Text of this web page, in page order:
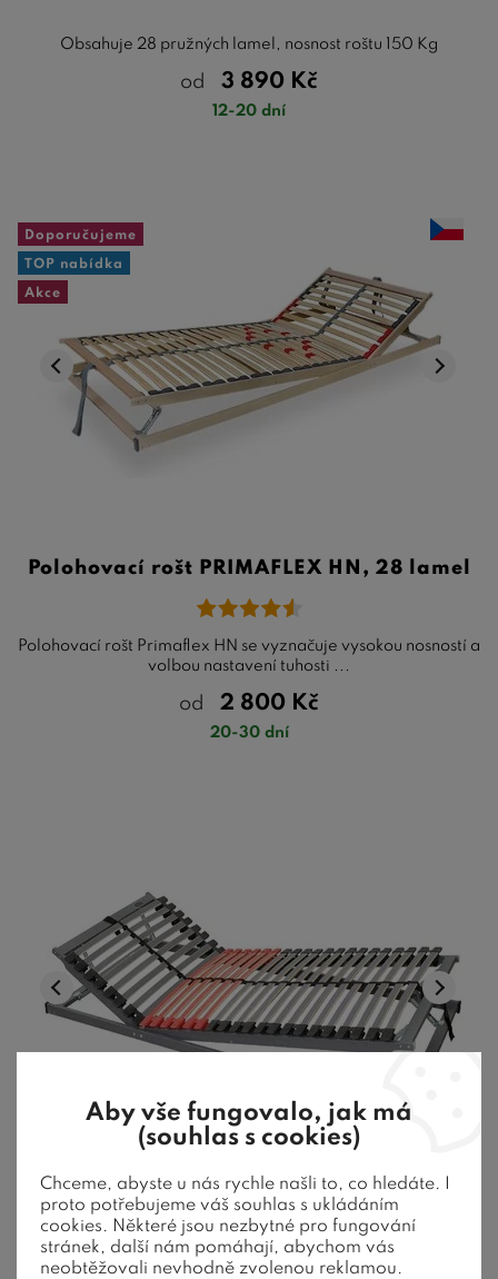
Obsahuje 28 pružných lamel, nosnost roštu 150 Kg
od 3 890 Kč
12-20 dní
Doporučujeme
TOP nabídka
Akce
Polohovací rošt PRIMAFLEX HN, 28 lamel
Polohovací rošt Primaflex HN se vyznačuje vysokou nosností a
volbou nastavení tuhosti ...
od 2 800 Kč
20-30 dní
Polohovací lamelový rošt FLEX EXPERT R6,
28 lamel
Aby vše fungovalo, jak má
(souhlas s cookies)
Chceme, abyste u nás rychle našli to, co hledáte. I
proto potřebujeme váš souhlas s ukládáním
cookies. Některé jsou nezbytné pro fungování
stránek, další nám pomáhají, abychom vás
neobtěžovali nevhodně zvolenou reklamou.